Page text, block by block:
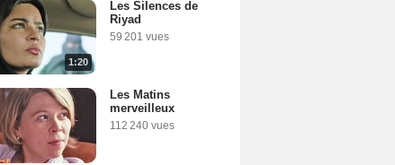
1:20
Les Silences de
Riyad
59 201 vues
Les Matins
merveilleux
112 240 vues